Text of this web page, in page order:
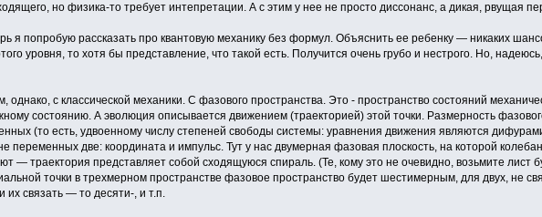
но физика-то требует интепретации. А с этим у нее не просто диссонанс, а дикая, рвущая
я попробую рассказать про квантовую механику без формул. Объяснить ее ребенку — никаких
уровня, то хотя бы представление, что такой есть. Получится очень грубо и нестрого. Но,
однако, с классической механики. С фазового пространства. Это - пространство состояний
состоянию. А эволюция описывается движением (траекторией) этой точки. Размерность
(то есть, удвоенному числу степеней свободы системы: уравнения движения являются
переменных две: координата и импульс. Тут у нас двумерная фазовая плоскость, на которой
— траектория представляет собой сходящуюся спираль. (Те, кому это не очевидно, возьмите лист
точки в трехмерном пространстве фазовое пространство будет шестимерным, для двух, не
их связать — то десяти-, и т.п.